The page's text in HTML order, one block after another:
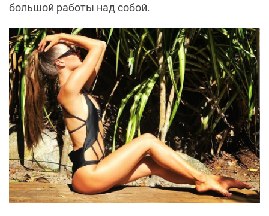
большой работы над собой.